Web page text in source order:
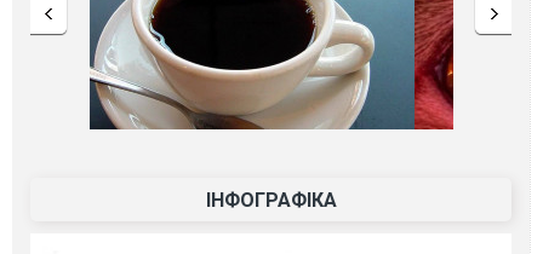
ІНФОГРАФІКА